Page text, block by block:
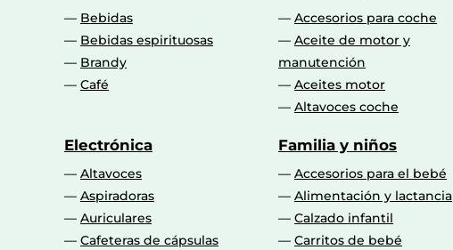
Bebidas
Bebidas espirituosas
Brandy
Café
Accesorios para coche
Aceite de motor y
manutención
Aceites motor
Altavoces coche
Electrónica
Altavoces
Aspiradoras
Auriculares
Cafeteras de cápsulas
Familia y niños
Accesorios para el bebé
Alimentación y lactancia
Calzado infantil
Carritos de bebé